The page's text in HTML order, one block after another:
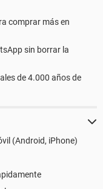
comprar más en
sin borrar la
de 4.000 años de
(Android, iPhone)